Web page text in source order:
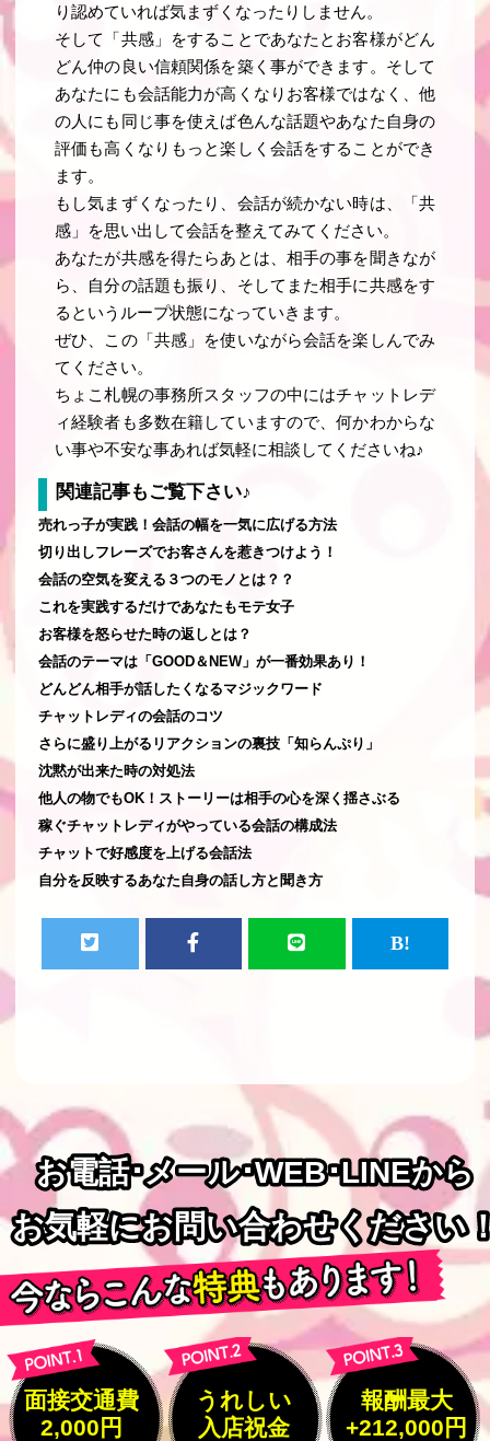
り認めていれば気まずくなったりしません。
そして「共感」をすることであなたとお客様がどん
どん仲の良い信頼関係を築く事ができます。そして
あなたにも会話能力が高くなりお客様ではなく、他
の人にも同じ事を使えば色んな話題やあなた自身の
評価も高くなりもっと楽しく会話をすることができ
ます。
もし気まずくなったり、会話が続かない時は、「共
感」を思い出して会話を整えてみてください。
あなたが共感を得たらあとは、相手の事を聞きなが
ら、自分の話題も振り、そしてまた相手に共感をす
るというループ状態になっていきます。
ぜひ、この「共感」を使いながら会話を楽しんでみ
てください。
ちょこ札幌の事務所スタッフの中にはチャットレデ
ィ経験者も多数在籍していますので、何かわからな
い事や不安な事あれば気軽に相談してくださいね♪
関連記事もご覧下さい♪
売れっ子が実践！会話の幅を一気に広げる方法
切り出しフレーズでお客さんを惹きつけよう！
会話の空気を変える３つのモノとは？？
これを実践するだけであなたもモテ女子
お客様を怒らせた時の返しとは？
会話のテーマは「GOOD＆NEW」が一番効果あり！
どんどん相手が話したくなるマジックワード
チャットレディの会話のコツ
さらに盛り上がるリアクションの裏技「知らんぷり」
沈黙が出来た時の対処法
他人の物でもOK！ストーリーは相手の心を深く揺さぶる
稼ぐチャットレディがやっている会話の構成法
チャットで好感度を上げる会話法
自分を反映するあなた自身の話し方と聞き方
お電話･メール･WEB･LINEから
お電話･メール･WEB･LINEから
お気軽にお問い合わせください
お気軽にお問い合わせください
面接交通費
2,000円
うれしい
入店祝金
報酬最大
+212,000円